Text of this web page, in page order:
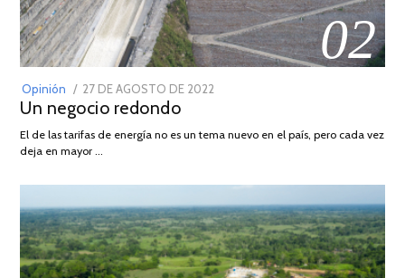
02
Opinión
POSTED
ON
27 DE AGOSTO DE 2022
DE
Un negocio redondo
El de las tarifas de energía no es un tema nuevo en el país, pero cada vez
deja en mayor …